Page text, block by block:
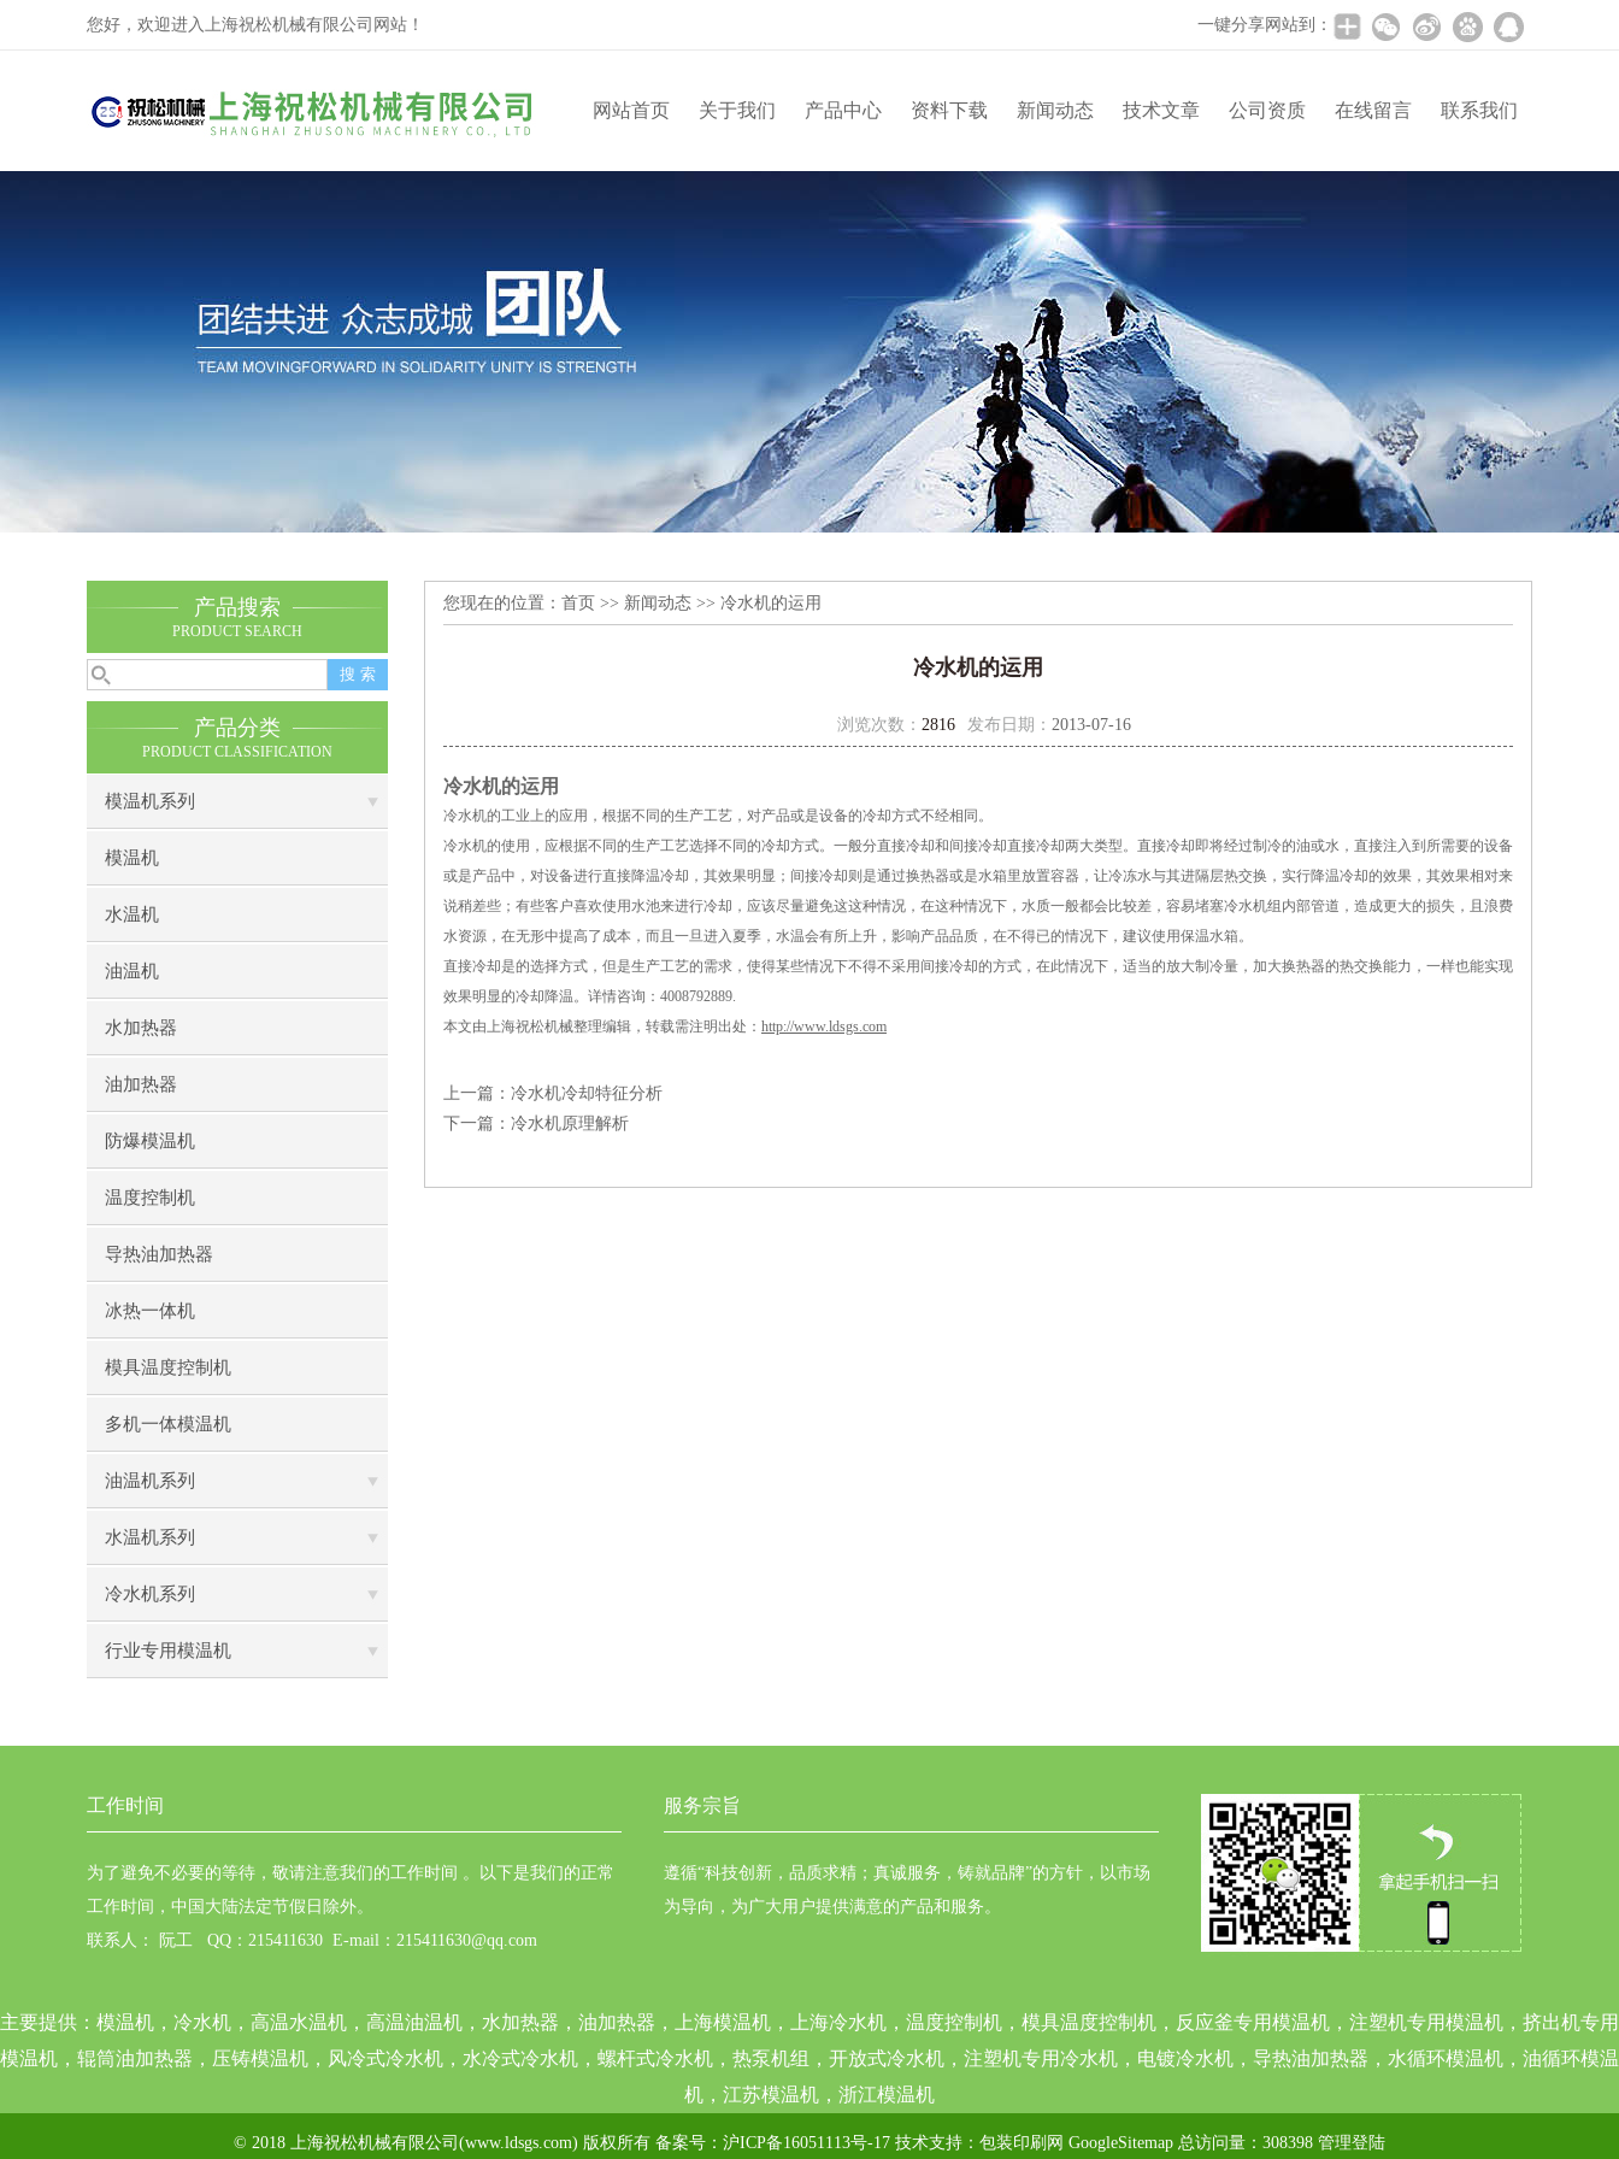
您好，欢迎进入上海祝松机械有限公司网站！ 一键分享网站到：
网站首页 关于我们 产品中心 资料下载 新闻动态 技术文章 公司资质 在线留言 联系我们
产品搜索
PRODUCT SEARCH
产品分类
PRODUCT CLASSIFICATION
模温机系列
模温机
水温机
油温机
水加热器
油加热器
防爆模温机
温度控制机
导热油加热器
冰热一体机
模具温度控制机
多机一体模温机
油温机系列
水温机系列
冷水机系列
行业专用模温机
您现在的位置： 首页 >> 新闻动态 >> 冷水机的运用
冷水机的运用
浏览次数： 2816 发布日期： 2013-07-16
冷水机的运用
冷水机的工业上的应用，根据不同的生产工艺，对产品或是设备的冷却方式不经相同 。
冷水机的使用 ， 应根据不同的生产工艺选择不同的冷却方式。 一般分直接冷却和间接冷却直接冷却两大类型。直接冷却即将经过制冷的油或水 ， 直接注入到所需要的设备
或是产品中，对设备进行直接降温冷却， 其效果明显；间接冷却则是通过换热器或是水箱里放置容器， 让冷冻水与其进隔层热交换，实行降温冷却的效果， 其效果相对来
说稍差些；有些客户喜欢使用水池来进行冷却，应该尽量避免这这种情况，在这种情况下，水质一般都会比较差，容易堵塞冷水机组内部管道，造成更大的损失，且浪费
水资源，在无形中提高了成本，而且一旦进入夏季，水温会有所上升，影响产品品质，在不得已的情况下，建议使用保温水箱。
直接冷却是的选择方式，但是生产工艺的需求，使得某些情况下不得不采用间接冷却的方式，在此情况下，适当的放大制冷量，加大换热器的热交换能力，一样也能实现
效果明显的冷却降温。详情咨询： 4008792889.
本文由上海祝松机械整理编辑，转载需注明出处： http://www.ldsgs.com
上一篇： 冷水机冷却特征分析
下一篇： 冷水机原理解析
工作时间
为了避免不必要的等待，敬请注意我们的工作时间 。以下是我们的正常
工作时间，中国大陆法定节假日除外。
联系人： 阮工 QQ：215411630 E-mail：215411630@qq.com
服务宗旨
遵循“科技创新，品质求精；真诚服务，铸就品牌”的方针，以市场
为导向，为广大用户提供满意的产品和服务。
主要提供： 模温机，冷水机，高温水温机，高温油温机，水加热器，油加热器，上海模温机，上海冷水机，温度控制机，模具温度控制机，反应釜专用模温机，注塑机专用模温机，挤出机专用
模温机，辊筒油加热器，压铸模温机，风冷式冷水机，水冷式冷水机，螺杆式冷水机，热泵机组，开放式冷水机，注塑机专用冷水机，电镀冷水机，导热油加热器，水循环模温机，油循环模温
机，江苏模温机，浙江模温机
© 2018 上海祝松机械有限公司(www.ldsgs.com) 版权所有 备案号： 沪ICP备16051113号-17 技术支持： 包装印刷网 GoogleSitemap 总访问量：308398 管理登陆